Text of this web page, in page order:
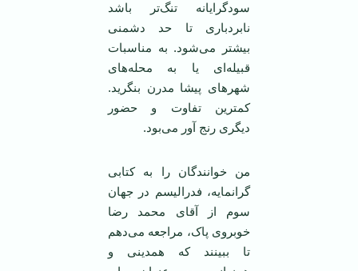
سودگرایانه تنگ‌تر باشد
نابردباری تا حد دشمنی
بیشتر می‌شود. به مناسبات
قبیله‌ای یا به محله‌های
شهر‌های پیشا مدرن بنگرید.
کمترین تفاوت و حضور
دیگری رنج آور می‌بود.
من خوانندگان را به کتابی
گرانمایه، فدرالیسم در جهان
سوم از آقای محمد رضا
خوبروی پاک، مراجعه می‌دهم
تا ببینند که ‌همدینی و